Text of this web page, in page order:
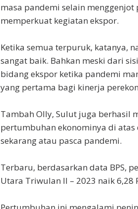
masa pandemi selain
memperkuat kegiatan ekspor.
Ketika semua terpuruk, katanya,
sangat baik. Bahkan meski dari
bidang ekspor ketika pandemi
yang pertama bagi kinerja
Tambah Olly, Sulut juga berhasil
pertumbuhan ekonominya di atas
sekarang atau pasca pandemi.
Terbaru, berdasarkan data BPS,
Utara Triwulan II – 2023 naik 6,28